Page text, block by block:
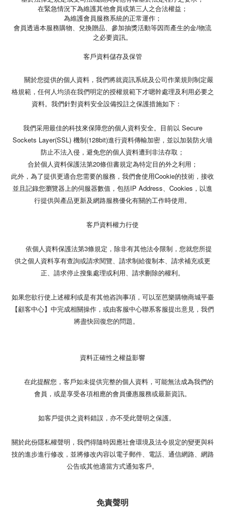
在緊急情況下為維護其他會員或第三人之合法權益；
為維護會員服務系統的正常運作；
會員透過本服務購物、兌換贈品、參加抽獎活動等因而產生的金/物流
之必要資訊。
客戶資料儲存及保管
關於您提供的個人資料，我們將就資訊系統及公司作業規則制定嚴
格規範，任何人均須在我們明定的授權規範下才嗯幹處理及利用必要之
資料。我們針對資料安全設備投註之保護措施如下：
我們采用最佳的科技來保障您的個人資料安全。目前以 Secure
Sockets Layer(SSL) 機制(128bit)進行資料傳輸加密，並以加裝防火墻
防止不法入侵，避免您的個人資料遭到非法存取；
合於個人資料保護法第20條但書規定為特定目的外之利用；
此外，為了提供更適合您需要的服務，我們會使用Cookie的技術，接收
並且記錄您瀏覽器上的伺服器數值，包括IP Address、Cookies，以進
行提供與產品更新及網路服務優化有關的工作時使用。
客戶資料權力行使
依個人資料保護法第3條規定，除非有其他法令限制，您就您所提
供之個人資料享有查詢或請求閱覽、請求制給復制本、請求補充或更
正、請求停止搜集處理或利用、請求刪除的權利。
如果您欲行使上述權利或是有其他咨詢事項，可以至芭樂購物商城平臺
【顧客中心】中完成相關操作，或由客服中心聯系客服提出意見，我們
將盡快回復您的問題。
資料正確性之權益影響
在此提醒您，客戶如未提供完整的個人資料，可能無法成為我們的
會員，或是享受各項相應的會員優惠服務或最新資訊。
如客戶提供之資料錯誤，亦不受此聲明之保護。
關於此份隱私權聲明，我們得隨時因應社會環境及法令規定的變更與科
技的進步進行修改，並將修改內容以電子郵件、電話、通信網路、網路
公告或其他適當方式通知客戶。
免責聲明